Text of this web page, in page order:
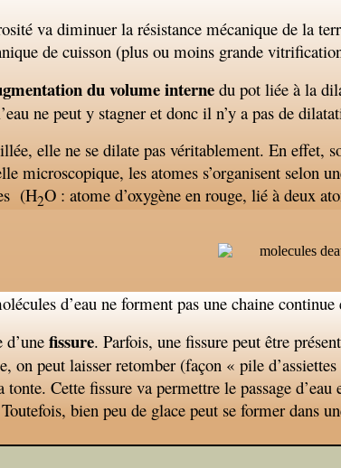
va diminuer la résistance mécanique de la
de cuisson (plus ou moins grande
du volume interne du pot liée à la
ne peut y stagner et donc il n’y a pas de
elle ne se dilate pas véritablement. En effet,
microscopique, les atomes s’organisent selon
(H2O : atome d’oxygène en rouge, lié à deux
d’eau ne forment pas une chaine
fissure. Parfois, une fissure peut être
on peut laisser retomber (façon « pile
Cette fissure va permettre le passage
bien peu de glace peut se former dans